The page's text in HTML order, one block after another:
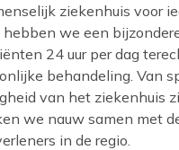
ziekenhuis voor
we een
24 uur per dag
behandeling. Van
van het ziekenhuis
we nauw samen met
in de regio.